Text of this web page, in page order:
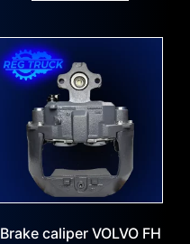
Brake caliper VOLVO FH